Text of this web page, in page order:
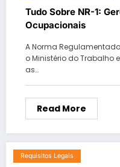
Tudo Sobre NR-1:
Ocupacionais
A Norma
o Ministério do Trabalho
as…
Read More
Requisitos Legais